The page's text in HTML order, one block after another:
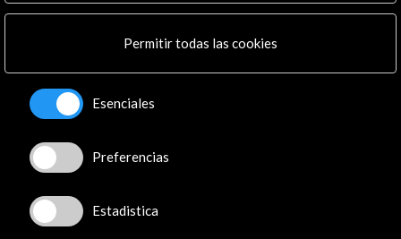
ALERTAS
AC/E
Contacta
Permitir todas las cookies
Esenciales
Preferencias
Estadistica